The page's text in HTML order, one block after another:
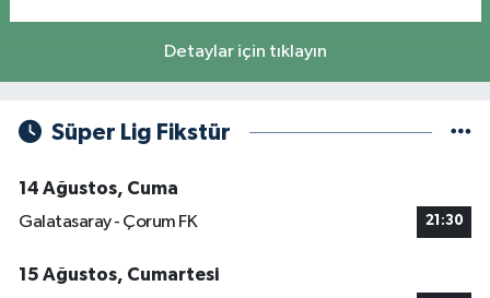
Detaylar için tıklayın
Süper Lig Fikstür
14 Ağustos, Cuma
Galatasaray - Çorum FK
21:30
15 Ağustos, Cumartesi